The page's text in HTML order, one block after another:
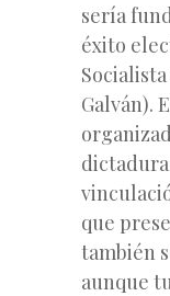
sería
éxito
Galván).
que
también
aunque